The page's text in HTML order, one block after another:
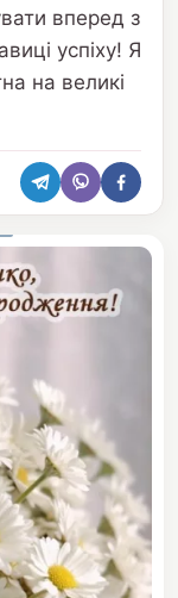
вперед з
успіху! Я
на великі